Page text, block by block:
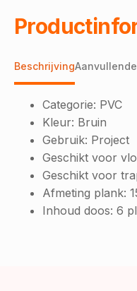
Beschrijving
Categorie: PVC
Kleur: Bruin
Gebruik: Project
Geschikt voor
Geschikt voor
Afmeting plank:
Inhoud doos: 6